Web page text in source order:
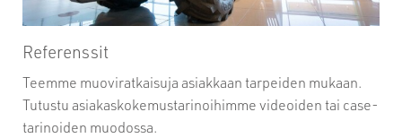
Referenssit
Teemme muoviratkaisuja asiakkaan tarpeiden mukaan.
Tutustu asiakaskokemustarinoihimme videoiden tai case-
tarinoiden muodossa.